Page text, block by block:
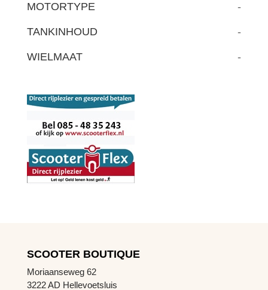
MOTORTYPE -
TANKINHOUD -
WIELMAAT -
SCOOTER BOUTIQUE
Moriaanseweg 62
3222 AD Hellevoetsluis